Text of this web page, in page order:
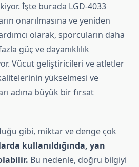
İşte burada LGD-4033
onarılmasına ve yeniden
olarak, sporcuların daha
güç ve dayanıklılık
Vücut geliştiricileri ve atletler
yükselmesi ve
adına büyük bir fırsat
gibi, miktar ve denge çok
kullanıldığında, yan
Bu nedenle, doğru bilgiyi